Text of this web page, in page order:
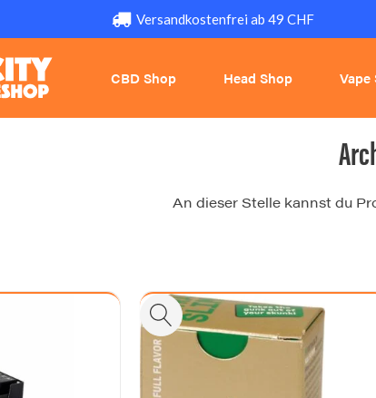
Versandkostenfrei ab 49 CHF
CBD Shop Head Shop Vape
An dieser Stelle kannst du